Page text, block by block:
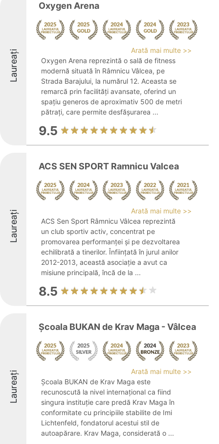
Laureați
Oxygen Arena
Arată mai multe >>
Oxygen Arena reprezintă o sală de fitness
modernă situată în Râmnicu Vâlcea, pe
Strada Barajului, la numărul 12. Aceasta se
remarcă prin facilități avansate, oferind un
spațiu generos de aproximativ 500 de metri
pătrați, care permite desfășurarea ...
9.5
Laureați
ACS SEN SPORT Ramnicu Valcea
Arată mai multe >>
ACS Sen Sport Râmnicu Vâlcea reprezintă
un club sportiv activ, concentrat pe
promovarea performanței și pe dezvoltarea
echilibrată a tinerilor. Înființată în jurul anilor
2012-2013, această asociație a avut ca
misiune principală, încă de la ...
8.5
Laureați
Școala BUKAN de Krav Maga - Vâlcea
Arată mai multe >>
Școala BUKAN de Krav Maga este
recunoscută la nivel internațional ca fiind
singura instituție care predă Krav Maga în
conformitate cu principiile stabilite de Imi
Lichtenfeld, fondatorul acestui stil de
autoapărare. Krav Maga, considerată o ...